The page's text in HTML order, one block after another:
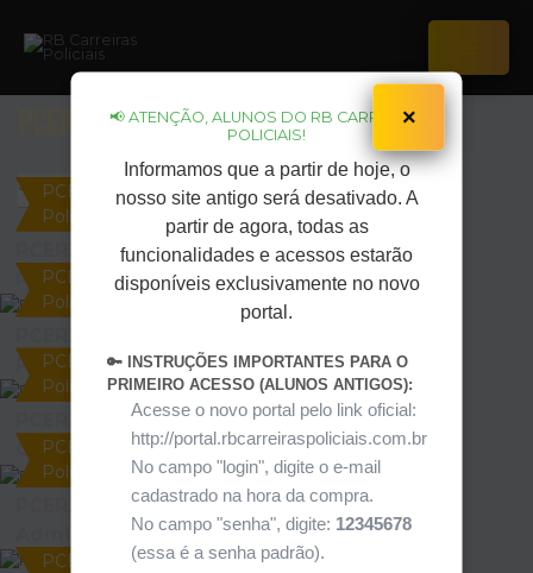
para
conteúdo
PCERJ Inspetor de Polícia
PCERJ Inspetor de
Polícia
PCERJ – Direito
Processual Penal
PCERJ Inspetor de
Polícia
Portuguesa
PCERJ Inspetor de
Polícia
PCERJ – Direito
Constitucional
PCERJ Inspetor de
Polícia
PCERJ – Direito
Administrativo
PCERJ Inspetor de
×
📢 ATENÇÃO, ALUNOS DO RB CARREIRAS
POLICIAIS!
Informamos que a partir de hoje, o
nosso site antigo será desativado. A
partir de agora, todas as
funcionalidades e acessos estarão
disponíveis exclusivamente no novo
portal.
🔑 INSTRUÇÕES IMPORTANTES PARA O
PRIMEIRO ACESSO (ALUNOS ANTIGOS):
Acesse o novo portal pelo link oficial:
http://portal.rbcarreiraspoliciais.com.br
No campo "login", digite o e-mail
cadastrado na hora da compra.
No campo "senha", digite: 12345678
(essa é a senha padrão).